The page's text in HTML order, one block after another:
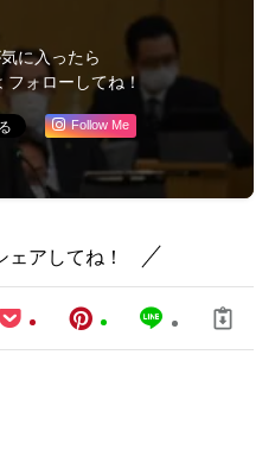
に入ったら
フォローしてね！
Follow Me
ェアしてね！